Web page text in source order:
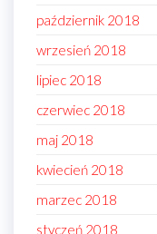
październik 2018
wrzesień 2018
lipiec 2018
czerwiec 2018
maj 2018
kwiecień 2018
marzec 2018
styczeń 2018